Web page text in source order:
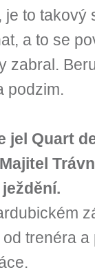
to takový
a to se
zabral.
podzim.
jel Quart
trenéra